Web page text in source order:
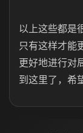
以上这些都是
只有这样才能
更好地进行对
到这里了，希